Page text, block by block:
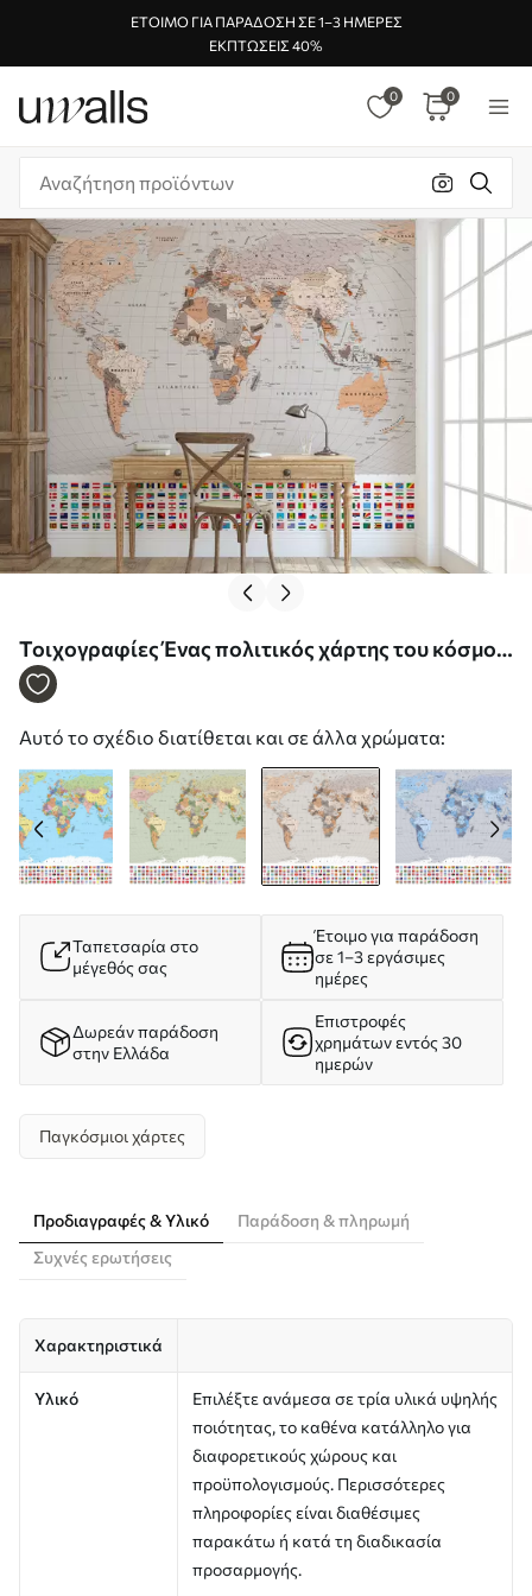
ΈΤΟΙΜΟ ΓΙΑ ΠΑΡΆΔΟΣΗ ΣΕ 1–3 ΗΜΈΡΕΣ
ΕΚΠΤΏΣΕΙΣ 40%
0 0
Τοιχογραφίες Ένας πολιτικός χάρτης του κόσμου
με σημαίες σε αποχρώσεις του καφέ και του μπεζ.
Αυτό το σχέδιο διατίθεται και σε άλλα χρώματα:
Ταπετσαρία στο
μέγεθός σας
Έτοιμο για παράδοση
σε 1–3 εργάσιμες
ημέρες
Δωρεάν παράδοση
στην Ελλάδα
Επιστροφές
χρημάτων εντός 30
ημερών
Παγκόσμιοι χάρτες
Προδιαγραφές & Υλικό
Παράδοση & πληρωμή
Συχνές ερωτήσεις
Χαρακτηριστικά
Υλικό
Επιλέξτε ανάμεσα σε τρία υλικά υψηλής
ποιότητας, το καθένα κατάλληλο για
διαφορετικούς χώρους και
προϋπολογισμούς. Περισσότερες
πληροφορίες είναι διαθέσιμες
παρακάτω ή κατά τη διαδικασία
προσαρμογής.